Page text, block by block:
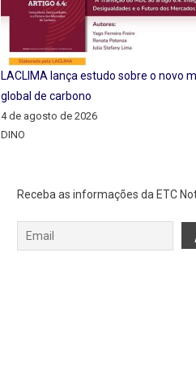
LACLIMA lança estudo sobre o novo
global de carbono
4 de agosto de 2026
DINO
Receba as informações da ETC